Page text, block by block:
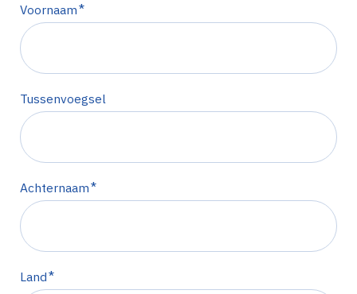
Voornaam*
Tussenvoegsel
Achternaam*
Land*